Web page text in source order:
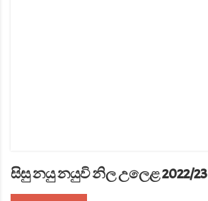
සිසු නයු නයුවි නිල උලෙළ 2022/23